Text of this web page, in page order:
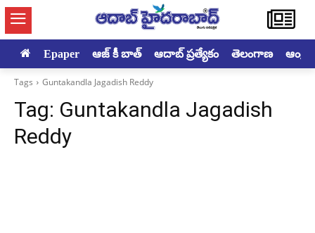
Epaper ఆజ్ కీ బాత్ ఆదాబ్ ప్రత్యేకం తెలంగాణ
Tags Guntakandla Jagadish Reddy
Tag: Guntakandla Jagadish
Reddy